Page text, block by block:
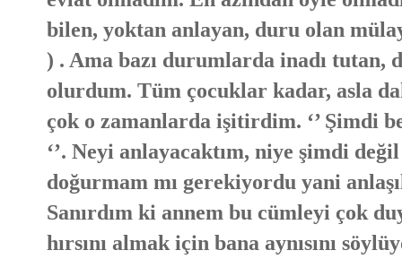
bilen, yoktan anlayan, duru olan
) . Ama bazı durumlarda inadı tutan,
olurdum. Tüm çocuklar kadar, asla
çok o zamanlarda işitirdim. ‘’ Şimdi
‘’. Neyi anlayacaktım, niye şimdi
doğurmam mı gerekiyordu yani
Sanırdım ki annem bu cümleyi çok
hırsını almak için bana aynısını